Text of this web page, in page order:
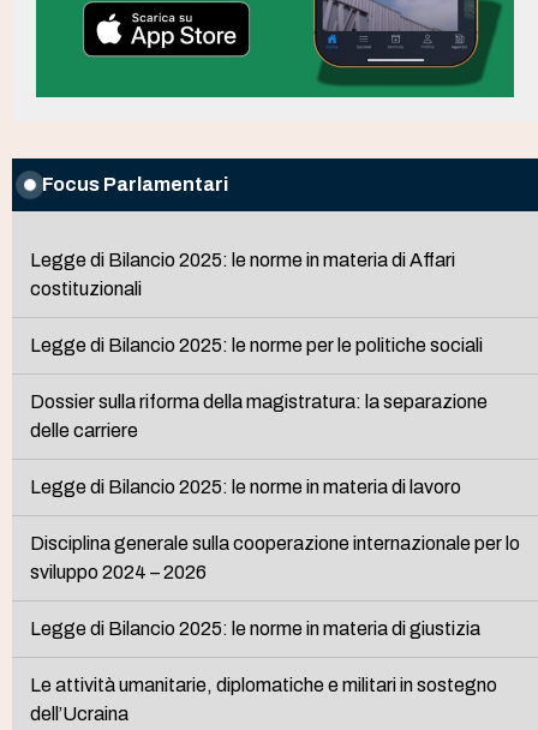
Focus Parlamentari
Legge di Bilancio 2025: le norme in materia di Affari
costituzionali
Legge di Bilancio 2025: le norme per le politiche sociali
Dossier sulla riforma della magistratura: la separazione
delle carriere
Legge di Bilancio 2025: le norme in materia di lavoro
Disciplina generale sulla cooperazione internazionale per lo
sviluppo 2024 – 2026
Legge di Bilancio 2025: le norme in materia di giustizia
Le attività umanitarie, diplomatiche e militari in sostegno
dell’Ucraina